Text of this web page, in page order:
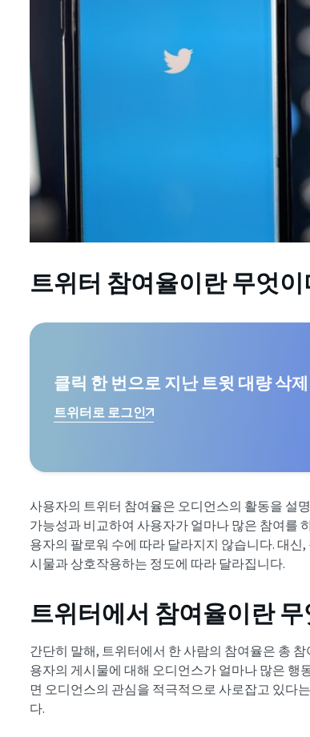
트위터 참여율이란 무엇
클릭 한 번으로 지난 트윗 대량 삭제
트위터로 로그인
사용자의 트위터 참여율은 오디언스의 활동을 설
가능성과 비교하여 사용자가 얼마나 많은 참여를
용자의 팔로워 수에 따라 달라지지 않습니다. 대신
시물과 상호작용하는 정도에 따라 달라집니다.
트위터에서 참여율이란
간단히 말해, 트위터에서 한 사람의 참여율은 총
용자의 게시물에 대해 오디언스가 얼마나 많은 행
면 오디언스의 관심을 적극적으로 사로잡고 있다
다.